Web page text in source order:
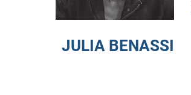
JULIA BENASSI